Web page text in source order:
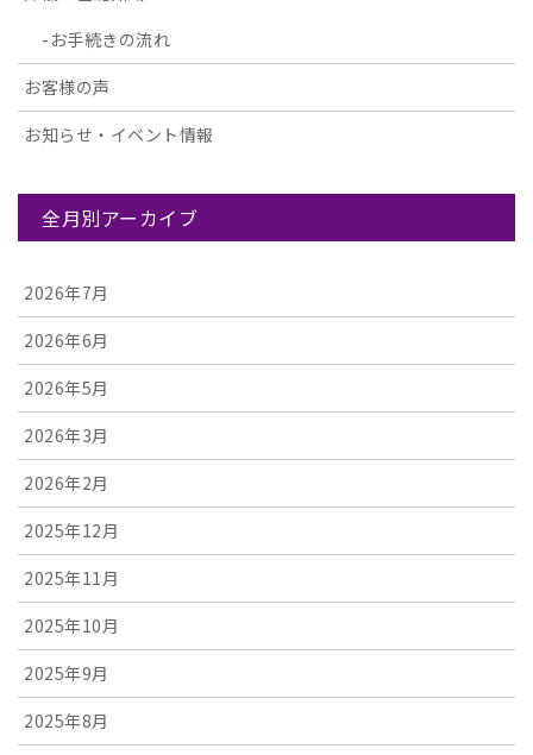
お手続きの流れ
お客様の声
お知らせ・イベント情報
全月別アーカイブ
2026年7月
2026年6月
2026年5月
2026年3月
2026年2月
2025年12月
2025年11月
2025年10月
2025年9月
2025年8月